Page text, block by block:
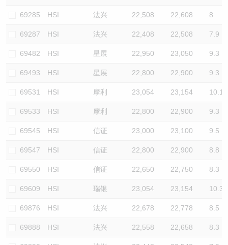
69285 HSI 法兴 22,508 22,608 8
69287 HSI 法兴 22,408 22,508 7.9
69482 HSI 星展 22,950 23,050 9.3
69493 HSI 星展 22,800 22,900 9.3
69531 HSI 摩利 23,054 23,154 10.1
69533 HSI 摩利 22,800 22,900 9.3
69545 HSI 信证 23,000 23,100 9.5
69547 HSI 信证 22,800 22,900 8.8
69550 HSI 信证 22,650 22,750 8.3
69609 HSI 瑞银 23,054 23,154 10.3
69876 HSI 法兴 22,678 22,778 8.5
69888 HSI 法兴 22,558 22,658 8.3